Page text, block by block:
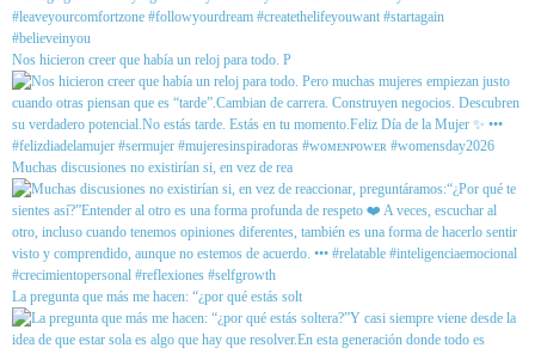
Nos hicieron creer que había un reloj para todo. P
Muchas discusiones no existirían si, en vez de rea
La pregunta que más me hacen: “¿por qué estás solt